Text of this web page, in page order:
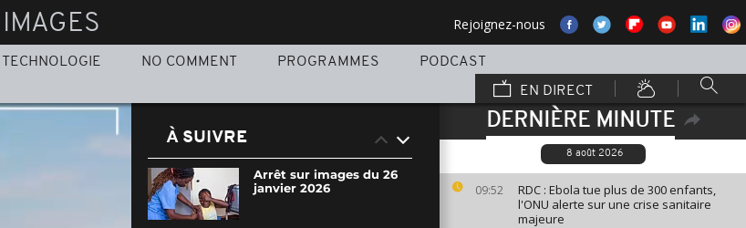
Rejoignez-nous
NO COMMENT PROGRAMMES
PODCAST
EN DIRECT
DERNIÈRE MINUTE
8 août 2026
09:52
RDC : Ebola tue plus de 300 enfants,
l'ONU alerte sur une crise sanitaire
majeure
À SUIVRE
Arrêt sur images du 26
janvier 2026